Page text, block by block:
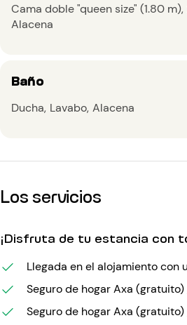
Cama doble "queen size" (1.80 m)
Alacena
Baño
Ducha Lavabo Alacena
Los servicios
¡Disfruta de tu estancia con
Llegada en el alojamiento con
Seguro de hogar Axa (gratuito)
Seguro de hogar Axa (gratuito)